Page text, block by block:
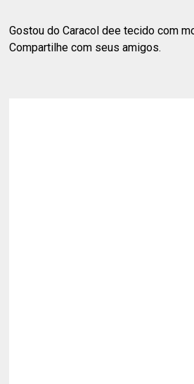
Gostou do Caracol dee tecido com
Compartilhe com seus amigos.